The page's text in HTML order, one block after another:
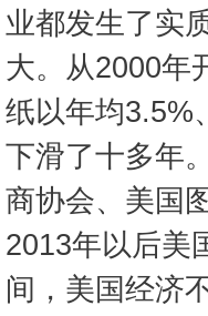
业都发生了实
大。从2000年
纸以年均3.5%
下滑了十多年
商协会、美国
2013年以后美
间，美国经济